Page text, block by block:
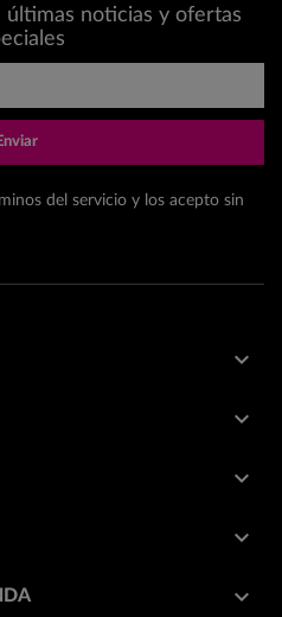
últimas noticias y ofertas
Enviar
del servicio y los acepto sin




keyboard_arrow_down